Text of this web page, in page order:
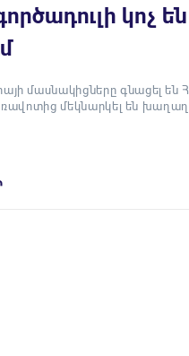
կոչ
մասնակիցները գնացել են
մեկնարկել են